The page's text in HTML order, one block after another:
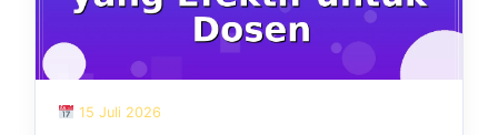
15 Juli 2026